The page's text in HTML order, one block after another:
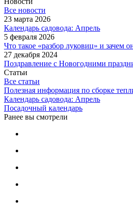
Все новости
23 марта 2026
Календарь садовода: Апрель
5 февраля 2026
Что такое «разбор луковиц» и зачем
27 декабря 2024
Поздравление с Новогодними
Статьи
Все статьи
Полезная информация по сборке
Календарь садовода: Апрель
Посадочный календарь
Ранее вы смотрели